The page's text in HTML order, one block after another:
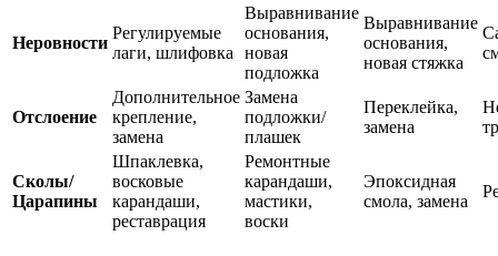
Неровности
Регулируемые
лаги, шлифовка
Выравнивание
основания,
новая
подложка
Выравнивание
основания,
новая стяжка
Отслоение
Дополнительное
крепление,
замена
Замена
подложки/
плашек
Переклейка,
замена
Сколы/
Царапины
Шпаклевка,
восковые
карандаши,
реставрация
Ремонтные
карандаши,
мастики,
воски
Эпоксидная
смола, замена